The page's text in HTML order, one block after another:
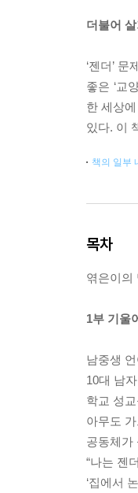
더불어
‘젠더’
좋은 ‘교
한 세상
있다. 이
책의 일부
목차
엮은이의
1부 기울
남중생
10대 남
학교 성
아무도
공동체가
“나는 젠
‘집에서